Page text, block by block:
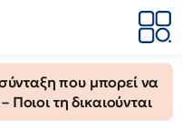
που μπορεί να
τη δικαιούνται